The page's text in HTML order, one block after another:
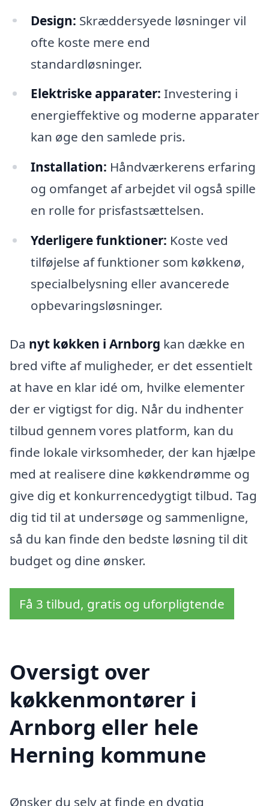
Design: Skræddersyede løsninger vil
ofte koste mere end
standardløsninger.
Elektriske apparater: Investering i
energieffektive og moderne apparater
kan øge den samlede pris.
Installation: Håndværkerens erfaring
og omfanget af arbejdet vil også spille
en rolle for prisfastsættelsen.
Yderligere funktioner: Koste ved
tilføjelse af funktioner som køkkenø,
specialbelysning eller avancerede
opbevaringsløsninger.
Da nyt køkken i Arnborg kan dække en
bred vifte af muligheder, er det essentielt
at have en klar idé om, hvilke elementer
der er vigtigst for dig. Når du indhenter
tilbud gennem vores platform, kan du
finde lokale virksomheder, der kan hjælpe
med at realisere dine køkkendrømme og
give dig et konkurrencedygtigt tilbud. Tag
dig tid til at undersøge og sammenligne,
så du kan finde den bedste løsning til dit
budget og dine ønsker.
Få 3 tilbud, gratis og uforpligtende
Oversigt over
køkkenmontører i
Arnborg eller hele
Herning kommune
Ønsker du selv at finde en dygtig